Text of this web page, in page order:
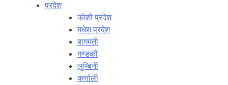
प्रदेश
काेशी प्रदेश
मधेश प्रदेश
बागमती
गण्डकी
लुम्बिनी
कर्णाली